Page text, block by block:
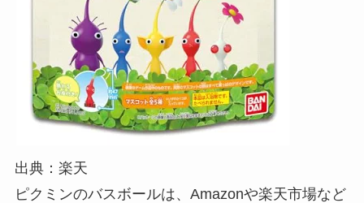
出典：楽天
ピクミンのバスボールは、Amazonや楽天市場など